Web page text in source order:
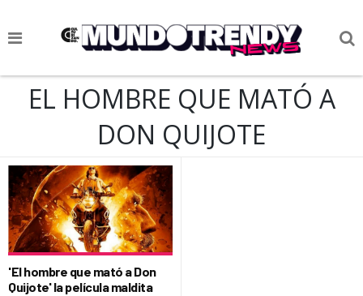
NOTICIAS
CIENCIA Y TECNOLOGÍA
VIDA
SOCIEDAD
CULTURIZANDO.COM
EL HOMBRE QUE MATÓ A
DON QUIJOTE
'El hombre que mató a Don
Quijote' la película maldita